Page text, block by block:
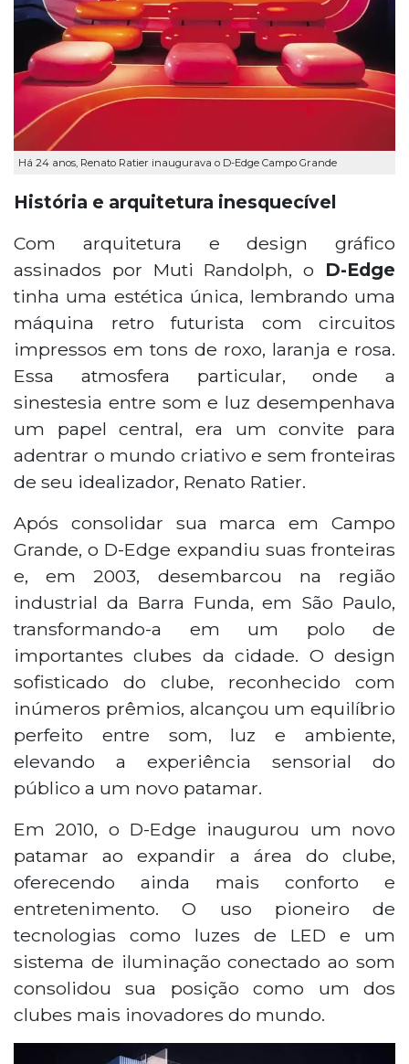
Há 24 anos, Renato Ratier inaugurava o D-Edge Campo Grande
História e arquitetura inesquecível
Com arquitetura e design gráfico
assinados por Muti Randolph, o D-Edge
tinha uma estética única, lembrando uma
máquina retro futurista com circuitos
impressos em tons de roxo, laranja e rosa.
Essa atmosfera particular, onde a
sinestesia entre som e luz desempenhava
um papel central, era um convite para
adentrar o mundo criativo e sem fronteiras
de seu idealizador, Renato Ratier.
Após consolidar sua marca em Campo
Grande, o D-Edge expandiu suas fronteiras
e, em 2003, desembarcou na região
industrial da Barra Funda, em São Paulo,
transformando-a em um polo de
importantes clubes da cidade. O design
sofisticado do clube, reconhecido com
inúmeros prêmios, alcançou um equilíbrio
perfeito entre som, luz e ambiente,
elevando a experiência sensorial do
público a um novo patamar.
Em 2010, o D-Edge inaugurou um novo
patamar ao expandir a área do clube,
oferecendo ainda mais conforto e
entretenimento. O uso pioneiro de
tecnologias como luzes de LED e um
sistema de iluminação conectado ao som
consolidou sua posição como um dos
clubes mais inovadores do mundo.